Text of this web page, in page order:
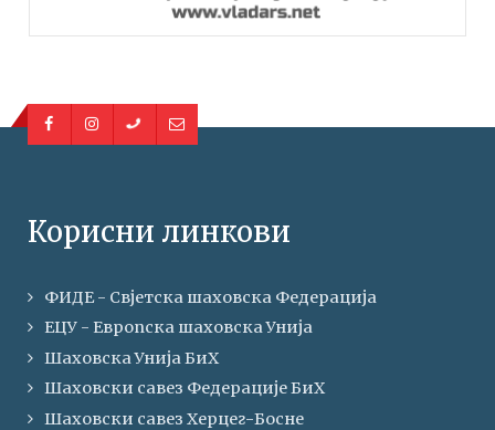
Корисни линкови
ФИДЕ - Свјетска шаховска Федерација
ЕЦУ - Европска шаховска Унија
Шаховска Унија БиХ
Шаховски савез Федерације БиХ
Шаховски савез Херцег-Босне